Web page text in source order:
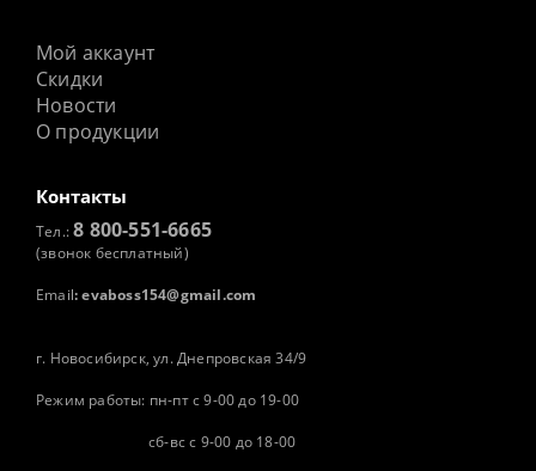
Мой аккаунт
Скидки
Новости
О продукции
Контакты
Тел.:8 800-551-6665
(звонок бесплатный)
Email: evaboss154@gmail.com
г. Новосибирск, ул. Днепровская 34/9
Режим работы: пн-пт с 9-00 до 19-00
сб-вс с 9-00 до 18-00